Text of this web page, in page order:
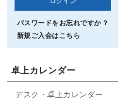
パスワードをお忘れですか ?
新規ご入会はこちら
卓上カレンダー
デスク・卓上カレンダー